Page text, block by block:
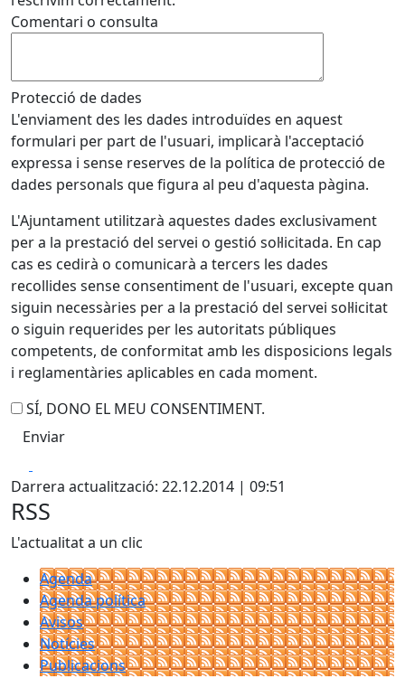
Comentari o consulta
Protecció de dades
L'enviament des les dades introduïdes en aquest
formulari per part de l'usuari, implicarà l'acceptació
expressa i sense reserves de la política de protecció de
dades personals que figura al peu d'aquesta pàgina.
L'Ajuntament utilitzarà aquestes dades exclusivament
per a la prestació del servei o gestió sol·licitada. En cap
cas es cedirà o comunicarà a tercers les dades
recollides sense consentiment de l'usuari, excepte quan
siguin necessàries per a la prestació del servei sol·licitat
o siguin requerides per les autoritats públiques
competents, de conformitat amb les disposicions legals
i reglamentàries aplicables en cada moment.
SÍ, DONO EL MEU CONSENTIMENT.
Darrera actualització: 22.12.2014 | 09:51
RSS
L'actualitat a un clic
Agenda
Agenda política
Avisos
Notícies
Publicacions